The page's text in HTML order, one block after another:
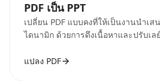
PDF เป็น PPT
เปลี่ยน PDF แบบคงที่ให้เป็นงานนำเส
ไดนามิก ด้วยการดึงเนื้อหาและปรับเ
แปลง PDF